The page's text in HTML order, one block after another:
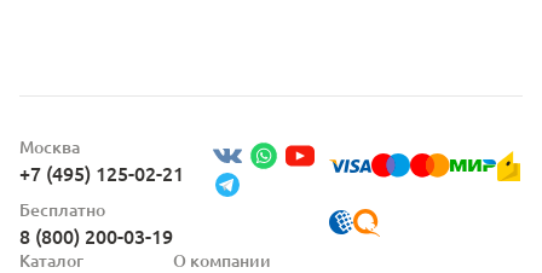
Москва
+7 (495) 125-02-21
Бесплатно
8 (800) 200-03-19
Каталог О компании